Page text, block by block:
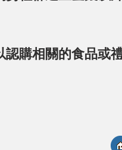
購相關的食品或